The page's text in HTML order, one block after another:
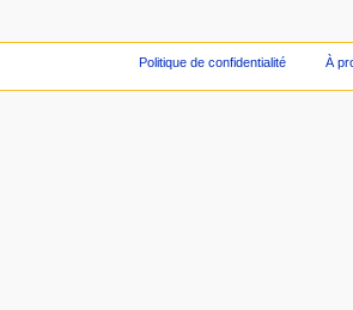
Politique de confidentialité À